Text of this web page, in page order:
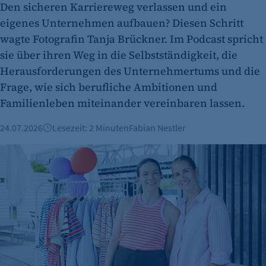
Zweck:
Session-Cookie für die Verwaltung von
Benutzer-Sessions (z. B. bei Login, Umfrage
oder Formularen). Wird auch bei Caching zur
Identifizierung verwendet.
Cookie Laufzeit:
Session
Cookie Consent
cookie_consent
Zweck:
Dieser Cookie speichert die ausgewählten
Einverständnis-Optionen des Benutzers
Cookie Laufzeit:
1 Jahr
Den sicheren Karriereweg verlassen und ein
eigenes Unternehmen aufbauen? Diesen Schritt
wagte Fotografin Tanja Brückner. Im Podcast spricht
sie über ihren Weg in die Selbstständigkeit, die
Herausforderungen des Unternehmertums und die
Frage, wie sich berufliche Ambitionen und
Familienleben miteinander vereinbaren lassen.
24.07.2026 Lesezeit: 2 MinutenFabian Nestler
Popeia: Wie aus Socken eine Geschäftsidee wurde